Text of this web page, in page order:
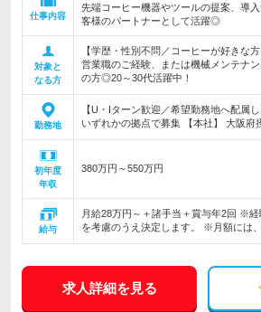
仕事内容
先端コーヒー機器やツールの提案、導
客様のパートナーとして活躍◎
対象と
なる方
【学歴・性別不問／コーヒーが好きな
営業職のご経験、または機械メンテナ
の方◎20～30代活躍中！
勤務地
【U・Iターン歓迎／希望勤務地へ配属
いずれかの拠点で募集 【本社】 大阪府
初年度
年収
380万円～550万円
給与
月給28万円～＋諸手当＋賞与年2回 ※
を考慮のうえ決定します。 ※月額には
求人詳細を見る